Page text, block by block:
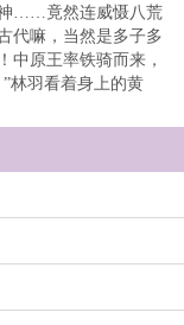
神……竟然连威慑八荒
代嘛，当然是多子多
中原王率铁骑而来，
林羽看着身上的黄